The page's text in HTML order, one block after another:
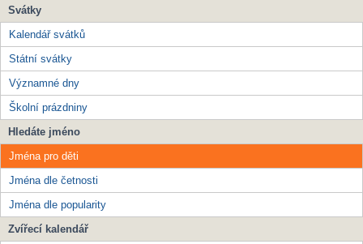
Svátky
Kalendář svátků
Státní svátky
Významné dny
Školní prázdniny
Hledáte jméno
Jména pro děti
Jména dle četnosti
Jména dle popularity
Zvířecí kalendář